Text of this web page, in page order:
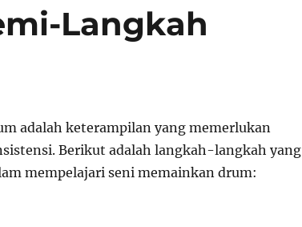
Langkah
adalah keterampilan yang memerlukan
Berikut adalah langkah-langkah yang
mempelajari seni memainkan drum: